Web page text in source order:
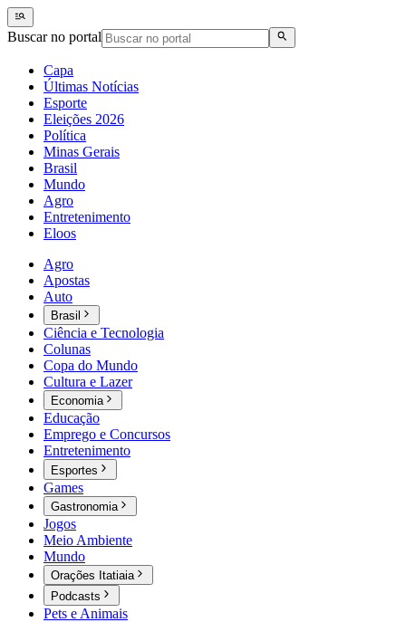
Buscar no portal
Capa
Últimas Notícias
Esporte
Eleições 2026
Política
Minas Gerais
Brasil
Mundo
Agro
Entretenimento
Eloos
Agro
Apostas
Auto
Brasil
Ciência e Tecnologia
Colunas
Copa do Mundo
Cultura e Lazer
Economia
Educação
Emprego e Concursos
Entretenimento
Esportes
Games
Gastronomia
Jogos
Meio Ambiente
Mundo
Orações Itatiaia
Podcasts
Pets e Animais